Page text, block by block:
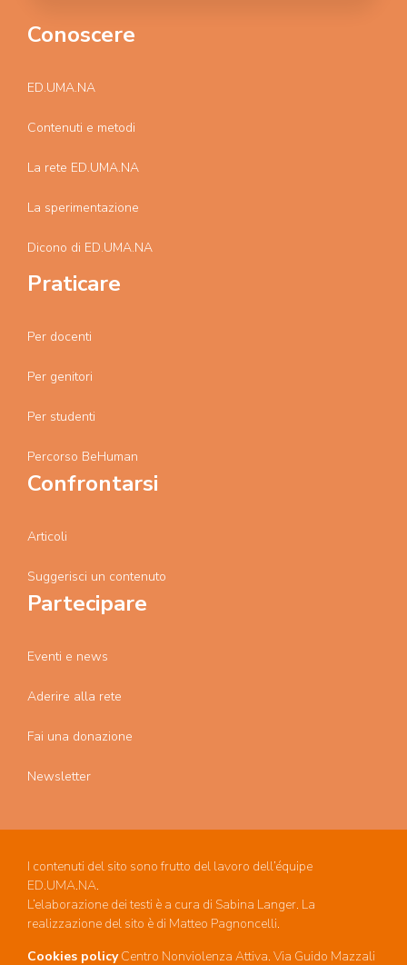
Conoscere
ED.UMA.NA
Contenuti e metodi
La rete ED.UMA.NA
La sperimentazione
Dicono di ED.UMA.NA
Praticare
Per docenti
Per genitori
Per studenti
Percorso BeHuman
Confrontarsi
Articoli
Suggerisci un contenuto
Partecipare
Eventi e news
Aderire alla rete
Fai una donazione
Newsletter
I contenuti del sito sono frutto del lavoro dell’équipe
ED.UMA.NA.
L’elaborazione dei testi è a cura di Sabina Langer. La
realizzazione del sito è di Matteo Pagnoncelli.
Cookies policyCentro Nonviolenza Attiva. Via Guido Mazzali